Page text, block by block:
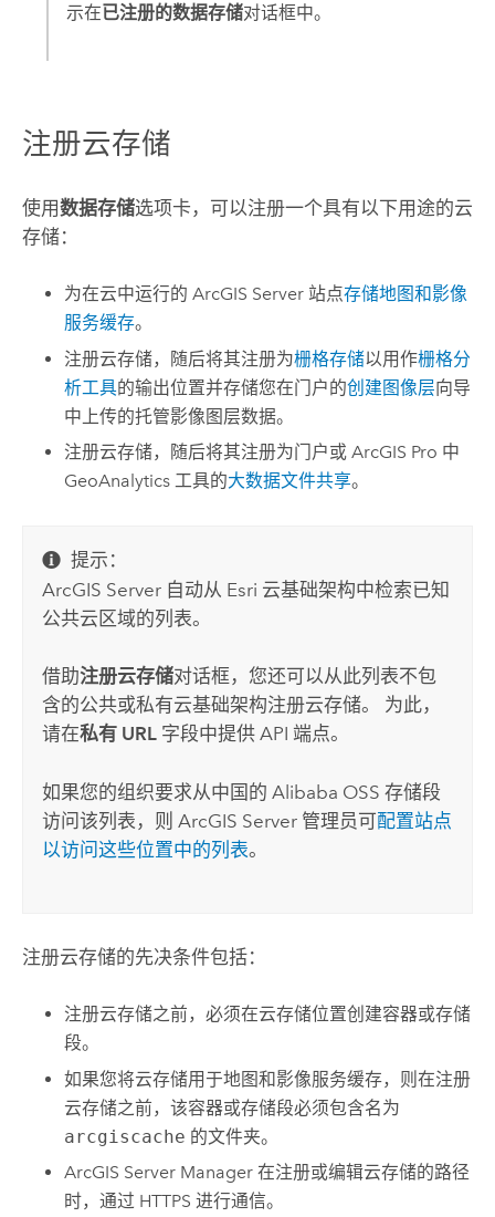
示在已注册的数据存储对话框中。
注册云存储
使用数据存储选项卡，可以注册一个具有以下用途的云
存储：
为在云中运行的ArcGIS Server 站点存储地图和影像
服务缓存。
注册云存储，随后将其注册为栅格存储以用作栅格分
析工具的输出位置并存储您在门户的创建图像层向导
中上传的托管影像图层数据。
注册云存储，随后将其注册为门户或ArcGIS Pro 中
GeoAnalytics 工具的大数据文件共享。
提示：
ArcGIS Server 自动从 Esri 云基础架构中检索已知
公共云区域的列表。
借助注册云存储对话框，您还可以从此列表不包
含的公共或私有云基础架构注册云存储。 为此，
请在私有 URL 字段中提供 API 端点。
如果您的组织要求从中国的Alibaba OSS 存储段
访问该列表，则ArcGIS Server 管理员可配置站点
以访问这些位置中的列表。
注册云存储的先决条件包括：
注册云存储之前，必须在云存储位置创建容器或存储
段。
如果您将云存储用于地图和影像服务缓存，则在注册
云存储之前，该容器或存储段必须包含名为
arcgiscache 的文件夹。
ArcGIS Server Manager 在注册或编辑云存储的路径
时，通过 HTTPS 进行通信。